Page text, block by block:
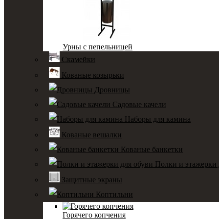
Урны с пепельницей
Скамейки
Кованые козырьки
Дровницы
Садовые качели
Наборы для камина
Кованые вешалки
Кованые банкетки
Полки и этажерки
Защитные экраны
Коптильни
Горячего копчения